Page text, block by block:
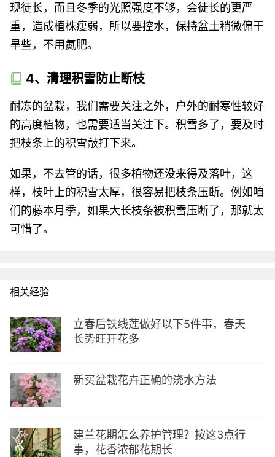
现徒长，而且冬季的光照强度不够，会徒长的更严
重，造成植株瘦弱，所以要控水，保持盆土稍微偏干
旱些，不用氮肥。
4、清理积雪防止断枝
耐冻的盆栽，我们需要关注之外，户外的耐寒性较好
的高度植物，也需要适当关注下。积雪多了，要及时
把枝条上的积雪敲打下来。
如果，不去管的话，很多植物还没来得及落叶，这
样，枝叶上的积雪太厚，很容易把枝条压断。例如咱
们的藤本月季，如果大长枝条被积雪压断了，那就太
可惜了。
相关经验
立春后铁线莲做好以下5件事，春天
长势旺开花多
新买盆栽花卉正确的浇水方法
建兰花期怎么养护管理？按这3点行
事，花香浓郁花期长